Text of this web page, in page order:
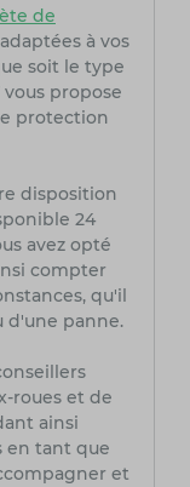
de
à vos
soit le type
propose
protection
disposition
24
avez opté
compter
qu'il
d'une panne.
roues et de
ainsi
en tant que
et